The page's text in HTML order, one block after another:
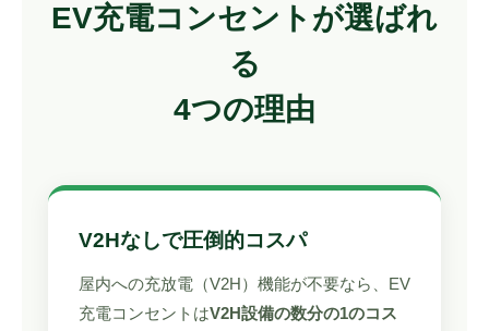
EV充電コンセントが選ばれ
る
4つの理由
V2Hなしで圧倒的コスパ
屋内への充放電（V2H）機能が不要なら、EV
充電コンセントはV2H設備の数分の1のコス